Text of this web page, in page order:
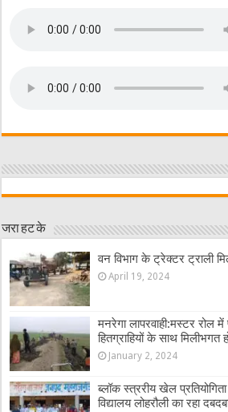
जरा हट के
वन विभाग के ट्रेक्टर ट्राली
April 19, 2024
मनरेगा लापरवाही:मस्टर रोल
हितग्राहियों के साथ
January 2, 2024
ब्लॉक स्त्ररीय खेल
विद्यालय लोहरौली का रहा